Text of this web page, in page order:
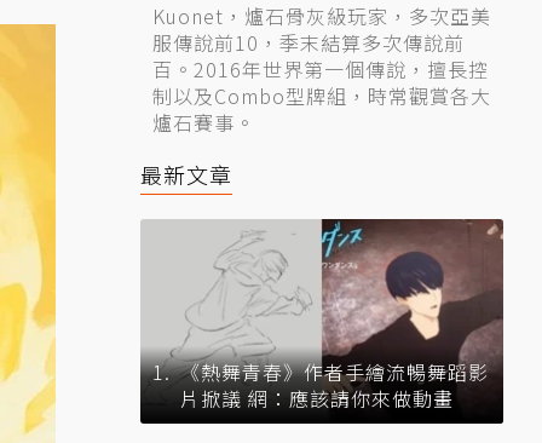
Kuonet，爐石骨灰級玩家，多次亞美
服傳說前10，季末結算多次傳說前
百。2016年世界第一個傳說，擅長控
制以及Combo型牌組，時常觀賞各大
爐石賽事。
最新文章
《熱舞青春》作者手繪流暢舞蹈影
片掀議 網：應該請你來做動畫